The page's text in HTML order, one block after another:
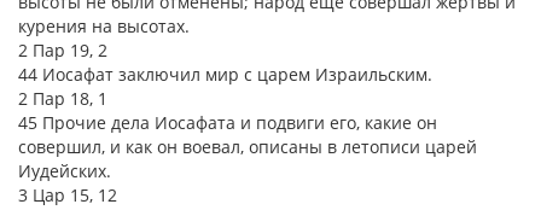
курения на высотах.
2 Пар 19, 2
44 Иосафат заключил мир с царем Израильским.
2 Пар 18, 1
45 Прочие дела Иосафата и подвиги его, какие он
совершил, и как он воевал, описаны в летописи царей
Иудейских.
3 Цар 15, 12